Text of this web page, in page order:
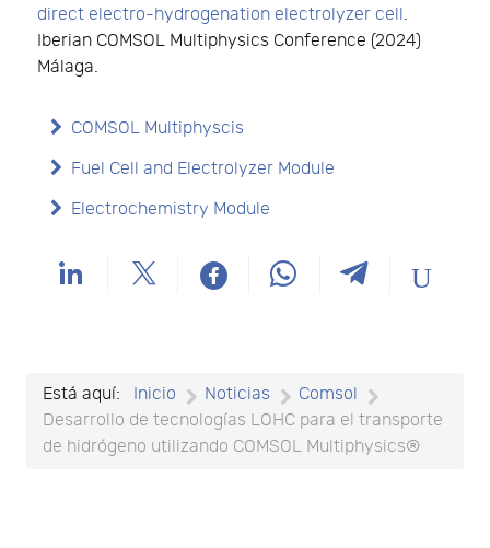
direct electro-hydrogenation electrolyzer cell.
Iberian COMSOL Multiphysics Conference (2024)
Málaga.
COMSOL Multiphyscis
Fuel Cell and Electrolyzer Module
Electrochemistry Module
Está aquí: Inicio Noticias
Comsol
Desarrollo de tecnologías LOHC para el transporte
de hidrógeno utilizando COMSOL Multiphysics®